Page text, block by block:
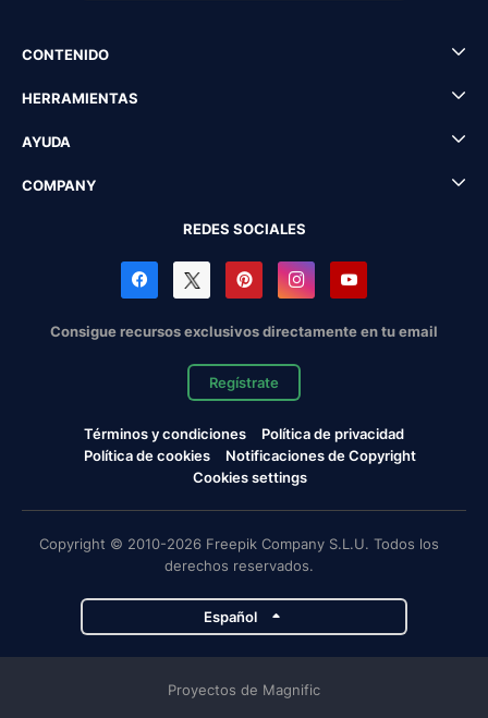
CONTENIDO
HERRAMIENTAS
AYUDA
COMPANY
REDES SOCIALES
Consigue recursos exclusivos directamente en tu email
Regístrate
Términos y condiciones
Política de privacidad
Política de cookies
Notificaciones de Copyright
Cookies settings
Copyright © 2010-2026 Freepik Company S.L.U. Todos los
derechos reservados.
Español
Proyectos de Magnific